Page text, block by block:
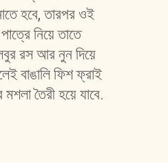
হবে, তারপর ওই
নিয়ে তাতে
রস আর নুন দিয়ে
বাঙালি ফিশ ফ্রাই
তৈরী হয়ে যাবে.